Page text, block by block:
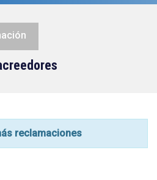
reclamaciones